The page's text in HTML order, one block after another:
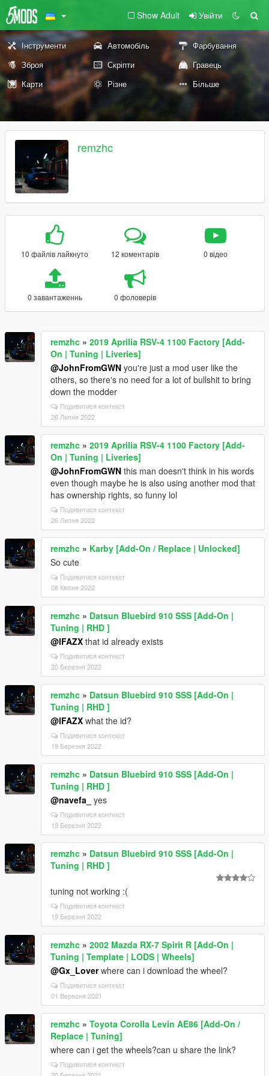
Show Adult Увійти
Інструменти Автомобіль
Фарбування
Зброя
Скріпти
Гравець
Карти
Різне Більше
remzhc
10 файлів лайкнуто 12 коментарів 0 відео
0 завантаженнь 0 фоловерів
remzhc » 2019 Aprilia RSV-4 1100 Factory [Add-
On | Tuning | Liveries]
@JohnFromGWN you're just a mod user like the
others, so there's no need for a lot of bullshit to bring
down the modder
Подивитися контекст
26 Липня 2022
remzhc » 2019 Aprilia RSV-4 1100 Factory [Add-
On | Tuning | Liveries]
@JohnFromGWN this man doesn't think in his words
even though maybe he is also using another mod that
has ownership rights, so funny lol
Подивитися контекст
26 Липня 2022
remzhc » Karby [Add-On / Replace | Unlocked]
So cute
Подивитися контекст
08 Квітня 2022
remzhc » Datsun Bluebird 910 SSS [Add-On |
Tuning | RHD ]
@lFAZX that id already exists
Подивитися контекст
20 Березня 2022
remzhc » Datsun Bluebird 910 SSS [Add-On |
Tuning | RHD ]
@lFAZX what the id?
Подивитися контекст
19 Березня 2022
remzhc » Datsun Bluebird 910 SSS [Add-On |
Tuning | RHD ]
@navefa_ yes
Подивитися контекст
19 Березня 2022
remzhc » Datsun Bluebird 910 SSS [Add-On |
Tuning | RHD ]
tuning not working :(
Подивитися контекст
19 Березня 2022
remzhc » 2002 Mazda RX-7 Spirit R [Add-On |
Tuning | Template | LODS | Wheels]
@Gx_Loverwhere can i download the wheel?
Подивитися контекст
01 Вересня 2021
remzhc » Toyota Corolla Levin AE86 [Add-On /
Replace | Tuning]
where can i get the wheels?can u share the link?
Подивитися контекст